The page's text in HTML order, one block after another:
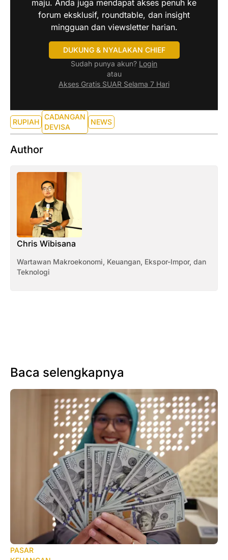
maju. Anda juga mendapat akses penuh ke
forum eksklusif, roundtable, dan insight
mingguan dan viewsletter harian.
DUKUNG & NYALAKAN CHIEF
Sudah punya akun? Login
atau
Akses Gratis SUAR Selama 7 Hari
RUPIAH
CADANGAN
DEVISA
NEWS
Author
Chris Wibisana
Wartawan Makroekonomi, Keuangan, Ekspor-Impor, dan
Teknologi
Baca selengkapnya
PASAR